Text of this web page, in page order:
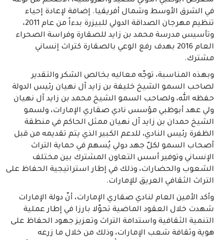
في الشرق الأوسط وشمال أفريقيا. إضافة لإعادة إحياء
تنظيم مهرجان الصداقة الدولي للبيزرة بدءاً من عام 2011،
وتأسيس مدرسة محمد بن زايد للصقارة وفراسة الصحراء
العام 2016 بهدف رفع الوعي بالصقارة كتراث إنساني
مشترك.
وبهذه المناسبة، توجّه معاليه بخالص الشكر والتقدير
لصاحب السمو الشيخ خليفة بن زايد آل نهيان رئيس الدولة
حفظه الله، ولصاحب السمو الشيخ محمد بن زايد آل نهيان
ولي عهد أبوظبي مؤسس نادي صقاري الإمارات، ولسمو
الشيخ حمدان بن زايد آل نهيان ممثل الحاكم في منطقة
الظفرة رئيس النادي، للدعم الكبير الذي يتم تقديمه من قبل
أصحاب السمو لكلّ جهد دولي يُسهم في حماية التراث
الإنساني وتوفير أسس التعاون المشترك بين مختلف
الشعوب والحضارات، وذلك في إطار استراتيجية الحفاظ على
التراث الثقافي العريق للإمارات.
وأكد الأمين العام لنادي صقاري الإمارات، أنّ دولة الإمارات
شهدت خلال العقود الماضية تحوّلا بارزا في إطار عملية
التنمية الثقافية واستدامة التراث وتعزيز جهود الحفاظ على
هوية وثقافة شعب الإمارات، وذلك من خلال ما زرعه